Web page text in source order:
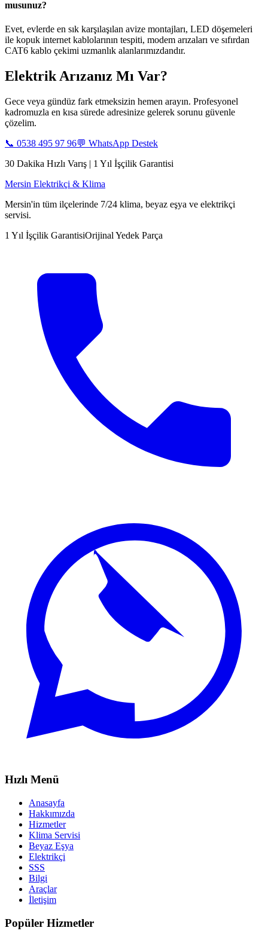
musunuz?
Evet, evlerde en sık karşılaşılan avize montajları, LED döşemeleri
ile kopuk internet kablolarının tespiti, modem arızaları ve sıfırdan
CAT6 kablo çekimi uzmanlık alanlarımızdandır.
Elektrik Arızanız Mı Var?
Gece veya gündüz fark etmeksizin hemen arayın. Profesyonel
kadromuzla en kısa sürede adresinize gelerek sorunu güvenle
çözelim.
📞 0538 495 97 96💬 WhatsApp Destek
30 Dakika Hızlı Varış | 1 Yıl İşçilik Garantisi
Mersin Elektrikçi & Klima
Mersin'in tüm ilçelerinde 7/24 klima, beyaz eşya ve elektrikçi
servisi.
1 Yıl İşçilik GarantisiOrijinal Yedek Parça
Hızlı Menü
Anasayfa
Hakkımızda
Hizmetler
Klima Servisi
Beyaz Eşya
Elektrikçi
SSS
Bilgi
Araçlar
İletişim
Popüler Hizmetler